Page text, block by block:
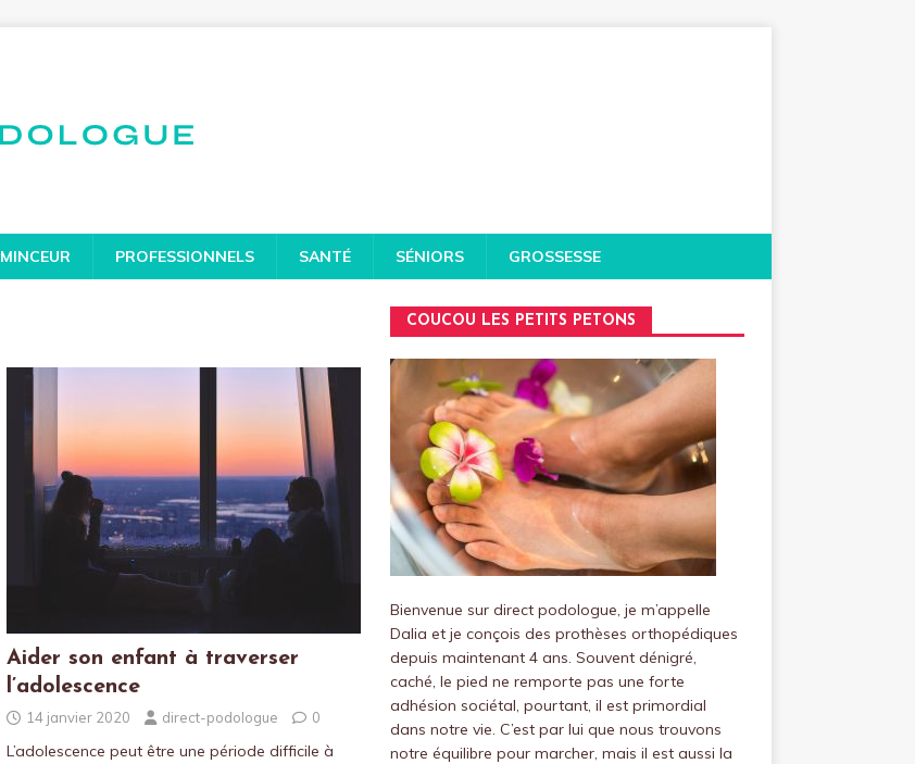
MINCEUR PROFESSIONNELS SANTÉ SÉNIORS GROSSESSE
Aider son enfant à traverser
l’adolescence
14 janvier 2020 direct-podologue 0
L’adolescence peut être une période difficile à
COUCOU LES PETITS PETONS
Bienvenue sur direct podologue, je m’appelle
Dalia et je conçois des prothèses orthopédiques
depuis maintenant 4 ans. Souvent dénigré,
caché, le pied ne remporte pas une forte
adhésion sociétal, pourtant, il est primordial
dans notre vie. C’est par lui que nous trouvons
notre équilibre pour marcher, mais il est aussi la